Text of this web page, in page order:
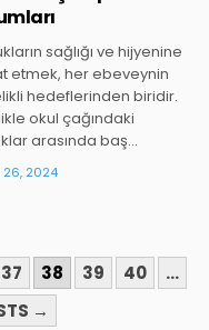
sağlığı ve hijyenine
etmek, her ebeveynin
hedeflerinden biridir.
okul çağındaki
arasında baş…
26, 2024
37 38 39 40
…
→